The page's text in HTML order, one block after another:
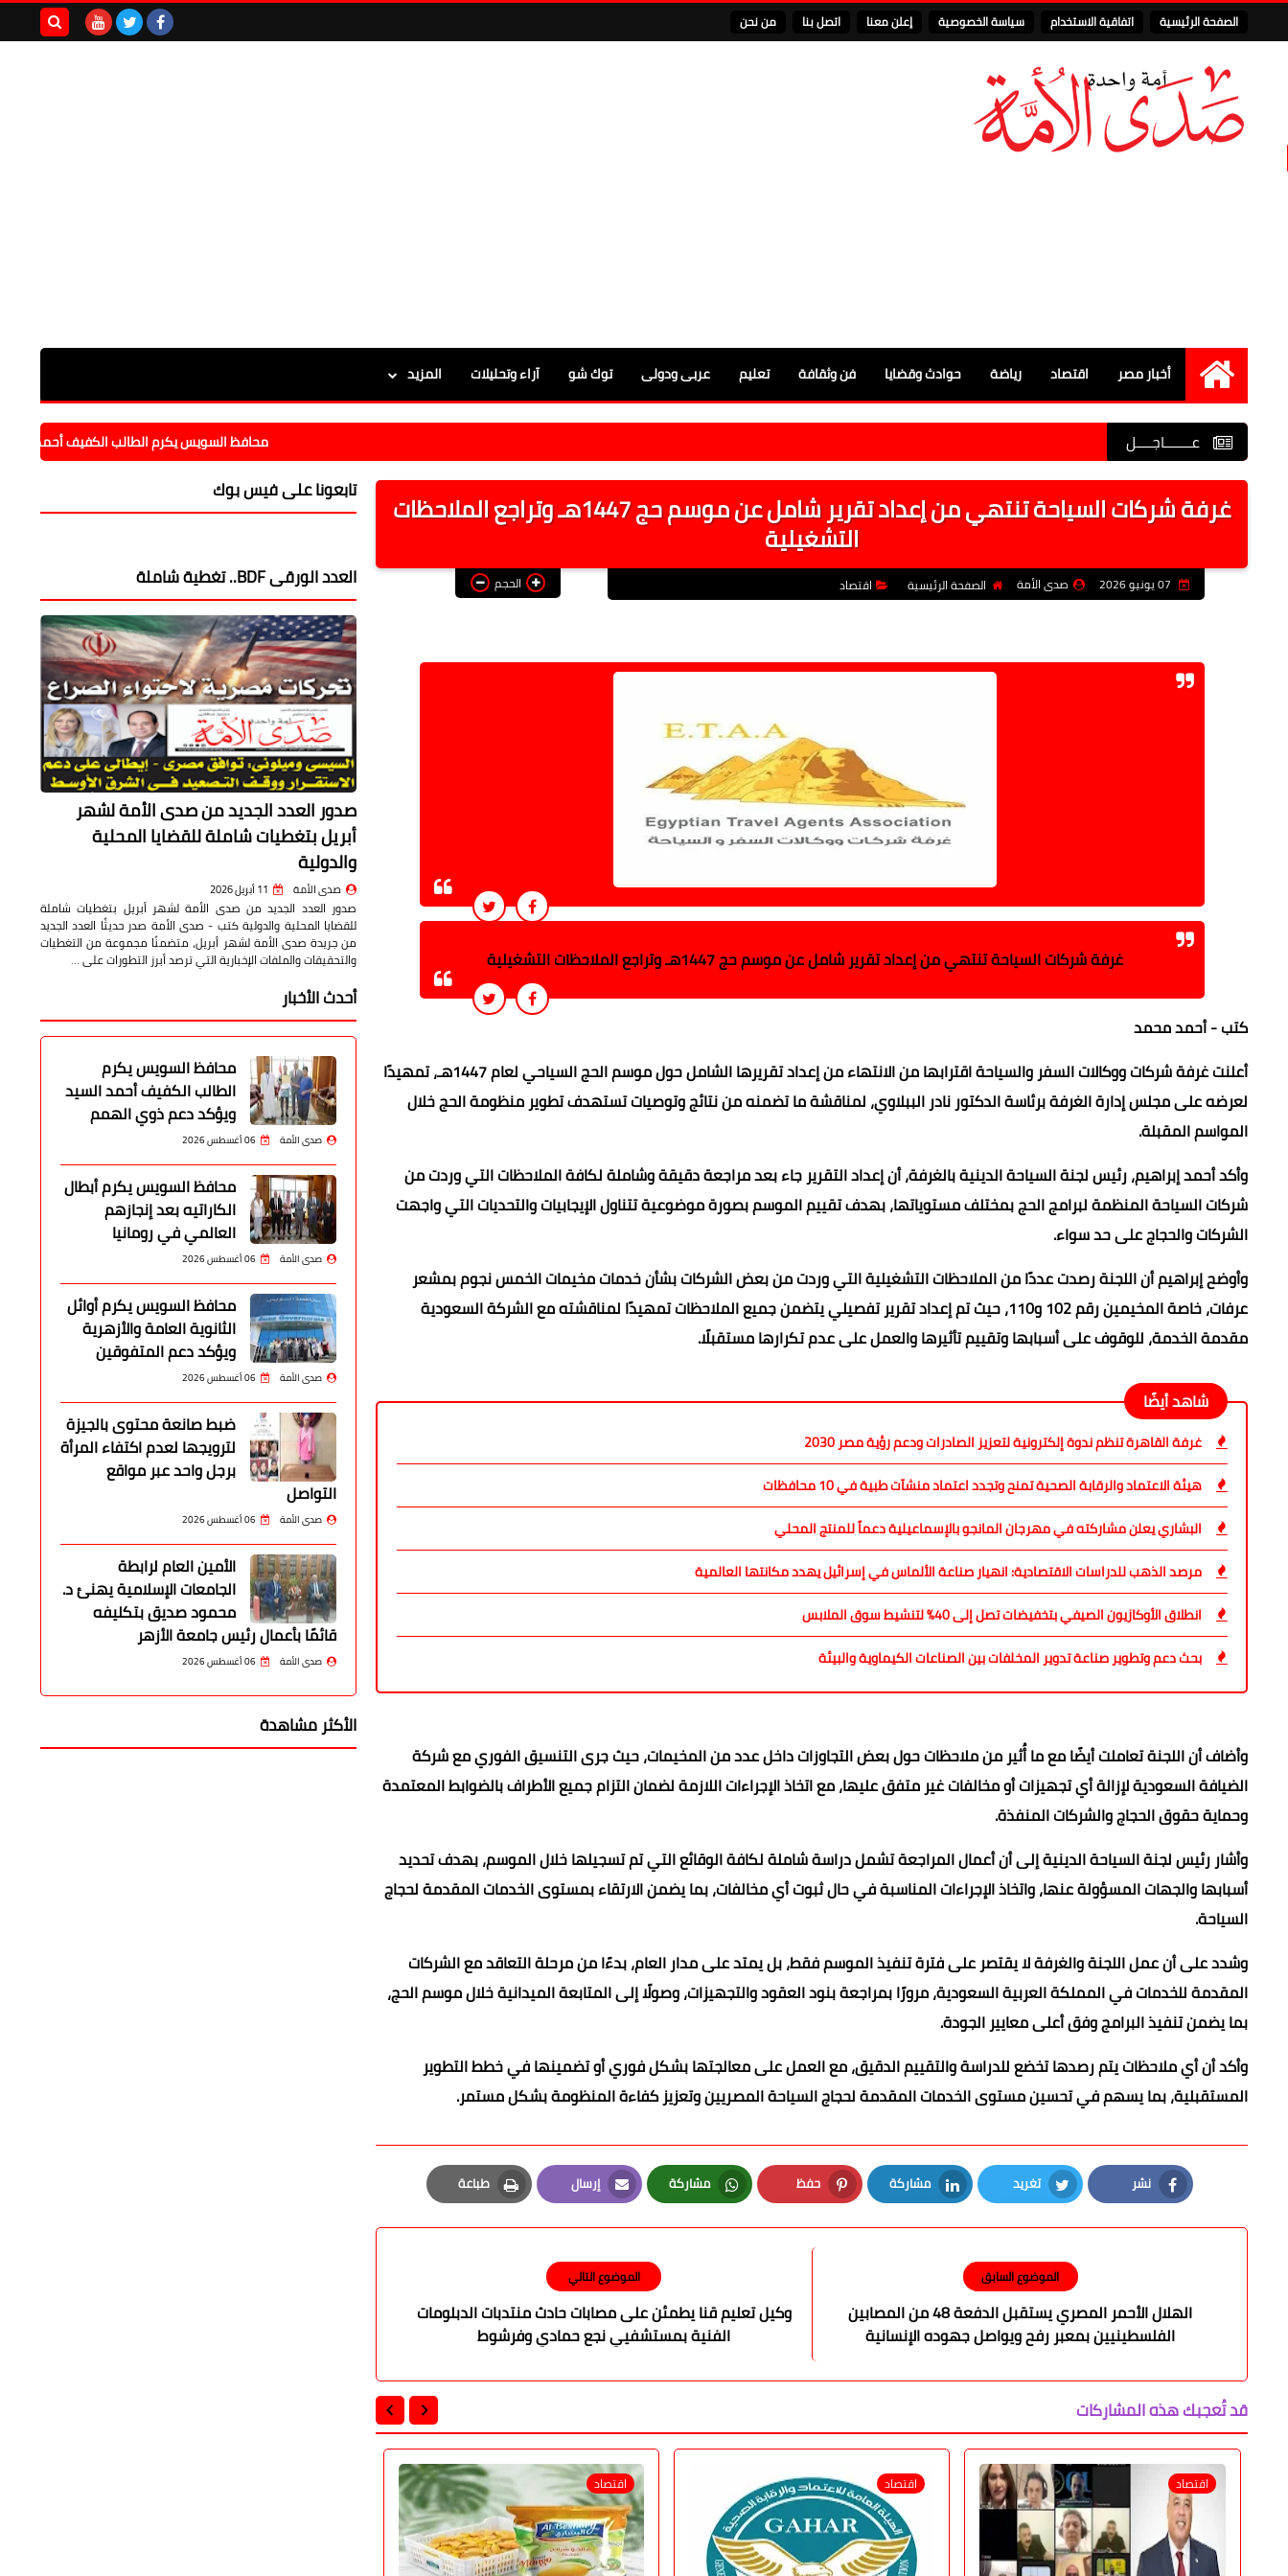
الصفحة الرئيسية اتفاقية الاستخدام سياسة الخصوصية إعلن معنا اتصل بنا من نحن
الرئيسية
أخبار مصر اقتصاد رياضة حوادث وقضايا فن وثقافة تعليم عربى ودولى توك شو آراء وتحليلات المزيد
عـــــــاجــــل محافظ السويس يكرم الطالب الكفيف أحمد السيد ويؤكد
غرفة شركات السياحة تنتهي من إعداد تقرير شامل عن موسم حج 1447هـ وتراجع الملاحظات
التشغيلية
صدى الأمة الصفحة الرئيسية اقتصاد الحجم
غرفة شركات السياحة تنتهي من إعداد تقرير شامل عن موسم حج 1447هـ وتراجع الملاحظات التشغيلية
كتب - أحمد محمد
أعلنت غرفة شركات ووكالات السفر والسياحة اقترابها من الانتهاء من إعداد تقريرها الشامل حول موسم الحج السياحي لعام 1447هـ، تمهيدًا
لعرضه على مجلس إدارة الغرفة برئاسة الدكتور نادر الببلاوي، لمناقشة ما تضمنه من نتائج وتوصيات تستهدف تطوير منظومة الحج خلال
المواسم المقبلة.
وأكد أحمد إبراهيم، رئيس لجنة السياحة الدينية بالغرفة، أن إعداد التقرير جاء بعد مراجعة دقيقة وشاملة لكافة الملاحظات التي وردت من
شركات السياحة المنظمة لبرامج الحج بمختلف مستوياتها، بهدف تقييم الموسم بصورة موضوعية تتناول الإيجابيات والتحديات التي واجهت
الشركات والحجاج على حد سواء.
وأوضح إبراهيم أن اللجنة رصدت عددًا من الملاحظات التشغيلية التي وردت من بعض الشركات بشأن خدمات مخيمات الخمس نجوم بمشعر
عرفات، خاصة المخيمين رقم 102 و110، حيث تم إعداد تقرير تفصيلي يتضمن جميع الملاحظات تمهيدًا لمناقشته مع الشركة السعودية
مقدمة الخدمة، للوقوف على أسبابها وتقييم تأثيرها والعمل على عدم تكرارها مستقبلًا.
شاهد أيضًا
غرفة القاهرة تنظم ندوة إلكترونية لتعزيز الصادرات ودعم رؤية مصر 2030
هيئة الاعتماد والرقابة الصحية تمنح وتجدد اعتماد منشآت طبية في 10 محافظات
البشاري يعلن مشاركته في مهرجان المانجو بالإسماعيلية دعماً للمنتج المحلي
مرصد الذهب للدراسات الاقتصادية: انهيار صناعة الألماس في إسرائيل يهدد مكانتها العالمية
انطلاق الأوكازيون الصيفي بتخفيضات تصل إلى 40% لتنشيط سوق الملابس
بحث دعم وتطوير صناعة تدوير المخلفات بين الصناعات الكيماوية والبيئة
وأضاف أن اللجنة تعاملت أيضًا مع ما أُثير من ملاحظات حول بعض التجاوزات داخل عدد من المخيمات، حيث جرى التنسيق الفوري مع شركة
الضيافة السعودية لإزالة أي تجهيزات أو مخالفات غير متفق عليها، مع اتخاذ الإجراءات اللازمة لضمان التزام جميع الأطراف بالضوابط المعتمدة
وحماية حقوق الحجاج والشركات المنفذة.
وأشار رئيس لجنة السياحة الدينية إلى أن أعمال المراجعة تشمل دراسة شاملة لكافة الوقائع التي تم تسجيلها خلال الموسم، بهدف تحديد
أسبابها والجهات المسؤولة عنها، واتخاذ الإجراءات المناسبة في حال ثبوت أي مخالفات، بما يضمن الارتقاء بمستوى الخدمات المقدمة لحجاج
السياحة.
وشدد على أن عمل اللجنة والغرفة لا يقتصر على فترة تنفيذ الموسم فقط، بل يمتد على مدار العام، بدءًا من مرحلة التعاقد مع الشركات
المقدمة للخدمات في المملكة العربية السعودية، مرورًا بمراجعة بنود العقود والتجهيزات، وصولًا إلى المتابعة الميدانية خلال موسم الحج،
بما يضمن تنفيذ البرامج وفق أعلى معايير الجودة.
وأكد أن أي ملاحظات يتم رصدها تخضع للدراسة والتقييم الدقيق، مع العمل على معالجتها بشكل فوري أو تضمينها في خطط التطوير
المستقبلية، بما يسهم في تحسين مستوى الخدمات المقدمة لحجاج السياحة المصريين وتعزيز كفاءة المنظومة بشكل مستمر.
نشر
Facebook
تغريد
Twitter
مشاركة
LinkedIn
حفظ
Pinterest
مشاركة
Whatsapp
إرسال
Email
طباعة
Print
الموضوع التالي
وكيل تعليم قنا يطمئن على مصابات حادث منتدبات الدبلومات
الفنية بمستشفيي نجع حمادي وفرشوط
الموضوع السابق
الهلال الأحمر المصري يستقبل الدفعة 48 من المصابين
الفلسطينيين بمعبر رفح ويواصل جهوده الإنسانية
قد تُعجبك هذه المشاركات
اقتصاد اقتصاد اقتصاد
تابعونا على فيس بوك
العدد الورقى BDF.. تغطية شاملة
صدور العدد الجديد من صدى الأمة لشهر
أبريل بتغطيات شاملة للقضايا المحلية
والدولية
صدى الأمة 11 أبريل 2026
صدور العدد الجديد من صدى الأمة لشهر أبريل بتغطيات شاملة
للقضايا المحلية والدولية كتب - صدى الأمة صدر حديثًا العدد الجديد
من جريدة صدى الأمة لشهر أبريل، متضمنًا مجموعة من التغطيات
والتحقيقات والملفات الإخبارية التي ترصد أبرز التطورات على …
أحدث الأخبار
محافظ السويس يكرم
الطالب الكفيف أحمد السيد
ويؤكد دعم ذوي الهمم
صدى الأمة 06 أغسطس 2026
محافظ السويس يكرم أبطال
الكاراتيه بعد إنجازهم
العالمي في رومانيا
صدى الأمة 06 أغسطس 2026
محافظ السويس يكرم أوائل
الثانوية العامة والأزهرية
ويؤكد دعم المتفوقين
صدى الأمة 06 أغسطس 2026
ضبط صانعة محتوى بالجيزة
لترويجها لعدم اكتفاء المرأة
برجل واحد عبر مواقع
التواصل
صدى الأمة 06 أغسطس 2026
الأمين العام لرابطة
الجامعات الإسلامية يهنئ د.
محمود صديق بتكليفه
قائمًا بأعمال رئيس جامعة الأزهر
صدى الأمة 06 أغسطس 2026
الأكثر مشاهدة